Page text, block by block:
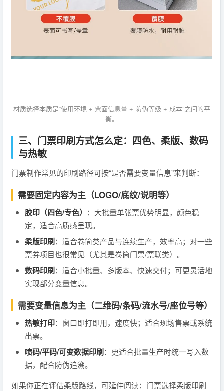
材质选择本质是“使用环境 + 票面信息量 + 防伪等级 + 成本”之间的平
衡。
三、门票印刷方式怎么定：四色、柔版、数码
与热敏
门票制作常见的印刷路径可按“是否需要变量信息”来判断：
需要固定内容为主（LOGO/底纹/说明等）
胶印（四色/专色） ：大批量单张票优势明显，颜色稳
定，适合高质感呈现。
柔版印刷：适合卷筒类产品与连续生产，效率高；对一些
票券项目也很常见（尤其是卷筒门票/票联类）。
数码印刷：适合小批量、多版本、快速交付；可更灵活地
实现部分变量信息。
需要变量信息为主（二维码/条码/流水号/座位号等）
热敏打印：窗口即打即用，速度快；适合现场售票或系统
出票。
喷码/平码/可变数据印刷：更适合批量生产时统一写入数
据，配合防伪追溯。
如果你正在评估柔版路线，可延伸阅读：门票选择柔版印刷